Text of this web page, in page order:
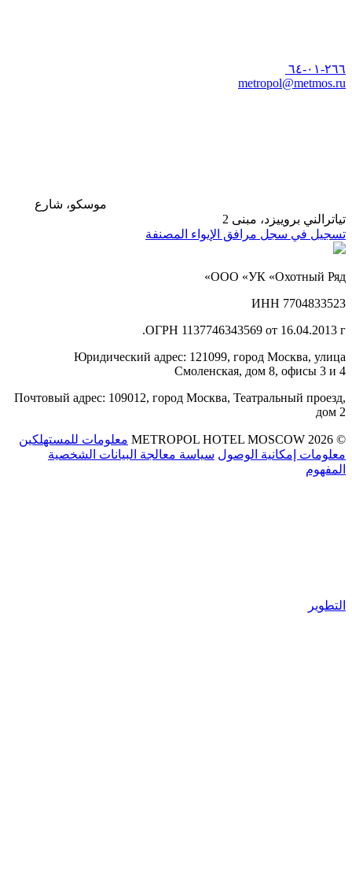
٢٦٦-٠١-٦٤
metropol@metmos.ru
موسكو، شارع
تياترالني بروييزد، مبنى 2
تسجيل في سجل مرافق الإيواء المصنفة
ООО «УК «Охотный Ряд»
ИНН 7704833523
ОГРН 1137746343569 от 16.04.2013 г.
Юридический адрес: 121099, город Москва, улица
Смоленская, дом 8, офисы 3 и 4
Почтовый адрес: 109012, город Москва, Театральный проезд,
дом 2
© 2026 METROPOL HOTEL MOSCOW
معلومات للمستهلكين
معلومات إمكانية الوصول سياسة معالجة البيانات الشخصية
المفهوم
التطوير